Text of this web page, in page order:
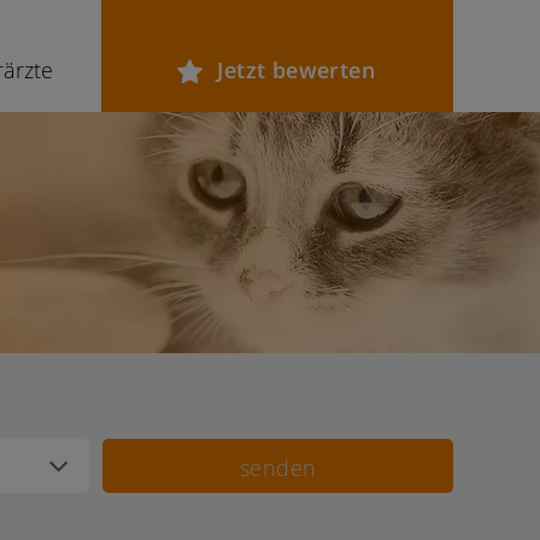
Jetzt bewerten